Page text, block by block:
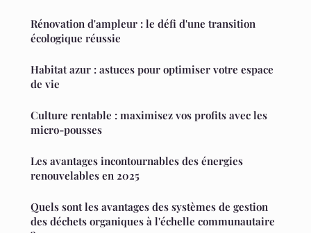
Rénovation d'ampleur : le défi d'une transition
écologique réussie
Habitat azur : astuces pour optimiser votre espace
de vie
Culture rentable : maximisez vos profits avec les
micro-pousses
Les avantages incontournables des énergies
renouvelables en 2025
Quels sont les avantages des systèmes de gestion
des déchets organiques à l'échelle communautaire